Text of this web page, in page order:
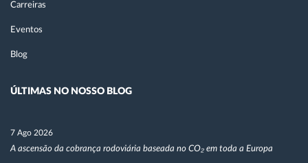
Carreiras
Eventos
Blog
ÚLTIMAS NO NOSSO BLOG
7 Ago 2026
A ascensão da cobrança rodoviária baseada no CO₂ em toda a Europa